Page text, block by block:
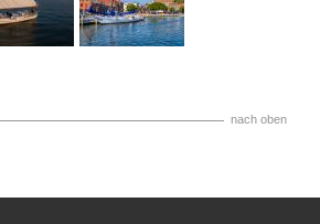
nach oben